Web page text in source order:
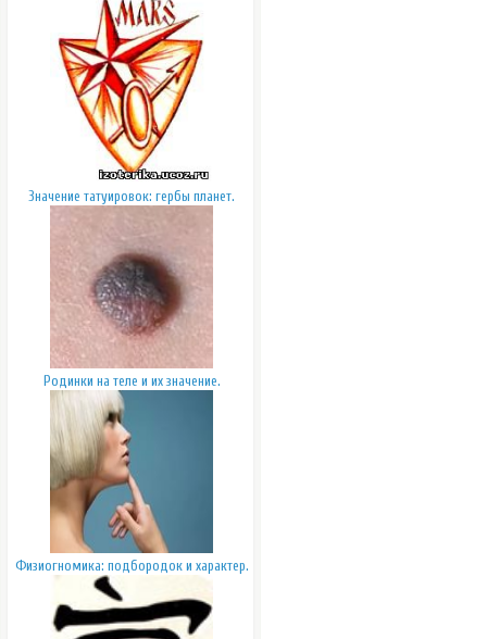
Значение татуировок: гербы планет.
Родинки на теле и их значение.
Физиогномика: подбородок и характер.